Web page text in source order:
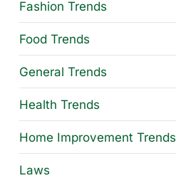
Fashion Trends
Food Trends
General Trends
Health Trends
Home Improvement Trends
Laws